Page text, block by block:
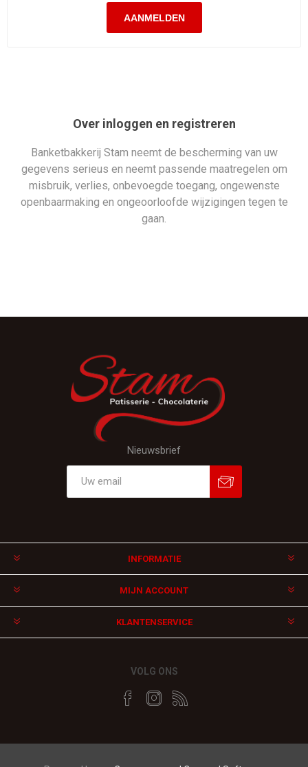
Over inloggen en registreren
Banketbakkerij Stam neemt de bescherming van uw
gegevens serieus en neemt passende maatregelen om
misbruik, verlies, onbevoegde toegang, ongewenste
openbaarmaking en ongeoorloofde wijzigingen tegen te
gaan.
Nieuwsbrief
INFORMATIE
MIJN ACCOUNT
KLANTENSERVICE
VOLG ONS